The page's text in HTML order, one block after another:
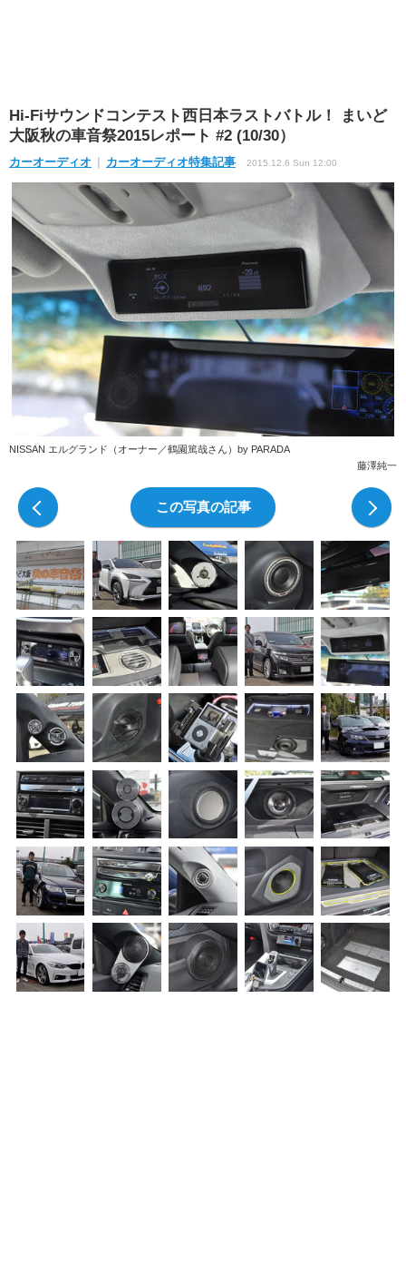
Hi-Fiサウンドコンテスト西日本ラストバトル！ まいど
大阪秋の車音祭2015レポート #2 (10/30）
カーオーディオ カーオーディオ特集記事 2015.12.6 Sun 12:00
NISSAN エルグランド（オーナー／鶴園篤哉さん）by PARADA
藤澤純一
この写真の記事